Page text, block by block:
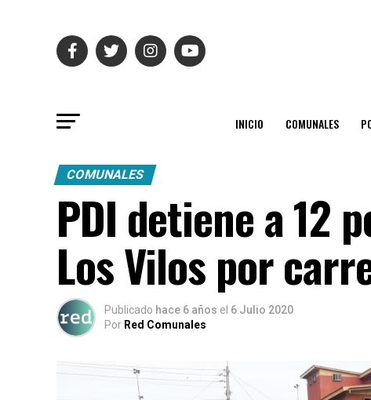
INICIO COMUNALES
COMUNALES
PDI detiene a 12
Los Vilos por
Publicado hace 6 años el 6 Julio 2020
Por Red Comunales